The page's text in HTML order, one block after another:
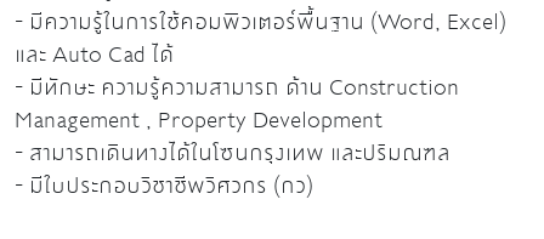
- มีความรู้ในการใช้คอมพิวเตอร์พื้นฐาน (Word, Excel)
และAuto Cad ได้
- มีทักษะ ความรู้ความสามารถ ด้าน Construction
Management , Property Development
- สามารถเดินทางได้ในโซนกรุงเทพ และปริมณฑล
- มีใบประกอบวิชาชีพวิศวกร (กว)